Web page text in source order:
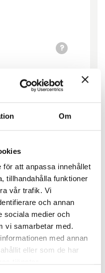
Om
för att anpassa innehållet
tillhandahålla funktioner
vår trafik. Vi
och annan
sociala medier och
vi samarbetar med.
med annan
eller som de har
produkt